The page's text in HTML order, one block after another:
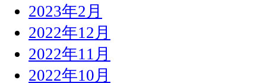
2023年2月
2022年12月
2022年11月
2022年10月